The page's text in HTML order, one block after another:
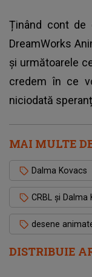
DISTRIBUIE
Ținând cont de
DreamWorks
și următoarele
credem în ce
niciodată
MAI MULTE
Dalma Kovacs
CRBL și
desene